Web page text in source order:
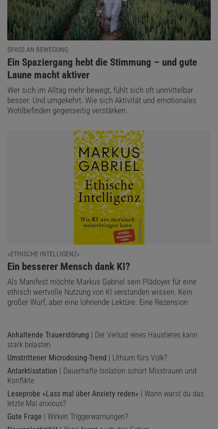
SPASS AN BEWEGUNG
:
Ein Spaziergang hebt die Stimmung – und gute
Laune macht aktiver
Wer sich im Alltag mehr bewegt, fühlt sich oft unmittelbar
besser. Und umgekehrt. Wie sich Aktivität und emotionales
Wohlbefinden gegenseitig verstärken.
»ETHISCHE INTELLIGENZ«
:
Ein besserer Mensch dank KI?
Als Manifest möchte Markus Gabriel sein Plädoyer für eine
ethisch wertvolle Nutzung von KI verstanden wissen. Kein
großer Wurf, aber eine lohnende Lektüre. Eine Rezension
Anhaltende Trauerstörung | Der Verlust eines Haustieres kann
stark belasten
Umstrittener Microdosing-Trend | Lithium fürs Volk?
Antarktisstation | Dauerhafte Isolation schürt Misstrauen und
Konflikte
Leseprobe »Lass mal über Anxiety reden« | Wann warst du das
letzte Mal anxious?
Gute Frage | Wirken Triggerwarnungen?